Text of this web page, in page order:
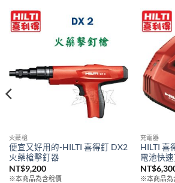
火藥槍
便宜又好用的-HILTI 喜得釘 DX2
火藥槍擊釘器
NT$9,200
※本商品為含稅價
充電器
HILTI 喜
電池快
NT$
※本商品為